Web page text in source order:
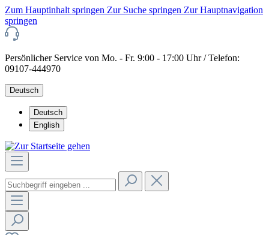
Zum Hauptinhalt springen Zur Suche springen Zur Hauptnavigation
springen
Persönlicher Service von Mo. - Fr. 9:00 - 17:00 Uhr / Telefon:
09107-444970
Deutsch
Deutsch
English